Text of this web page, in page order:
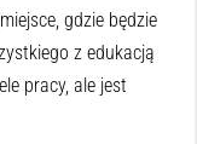
gdzie będzie
z edukacją
pracy, ale jest